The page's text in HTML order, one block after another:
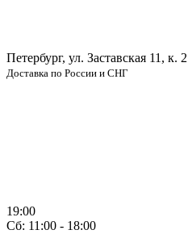
Петербург, ул. Заставская 11, к. 2
Доставка по России и СНГ
19:00
Сб: 11:00 - 18:00